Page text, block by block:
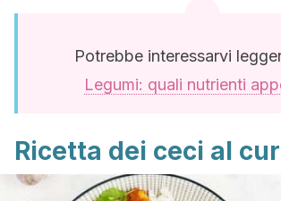
Potrebbe interessarvi
Legumi: quali nutrienti
Ricetta dei ceci al